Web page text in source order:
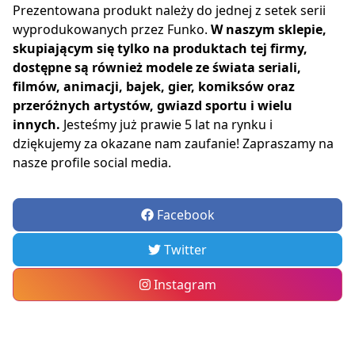
Prezentowana produkt należy do jednej z setek serii
wyprodukowanych przez Funko. W naszym sklepie,
skupiającym się tylko na produktach tej firmy,
dostępne są również modele ze świata seriali,
filmów, animacji, bajek, gier, komiksów oraz
przeróżnych artystów, gwiazd sportu i wielu
innych. Jesteśmy już prawie 5 lat na rynku i
dziękujemy za okazane nam zaufanie! Zapraszamy na
nasze profile social media.
Facebook
Twitter
Instagram